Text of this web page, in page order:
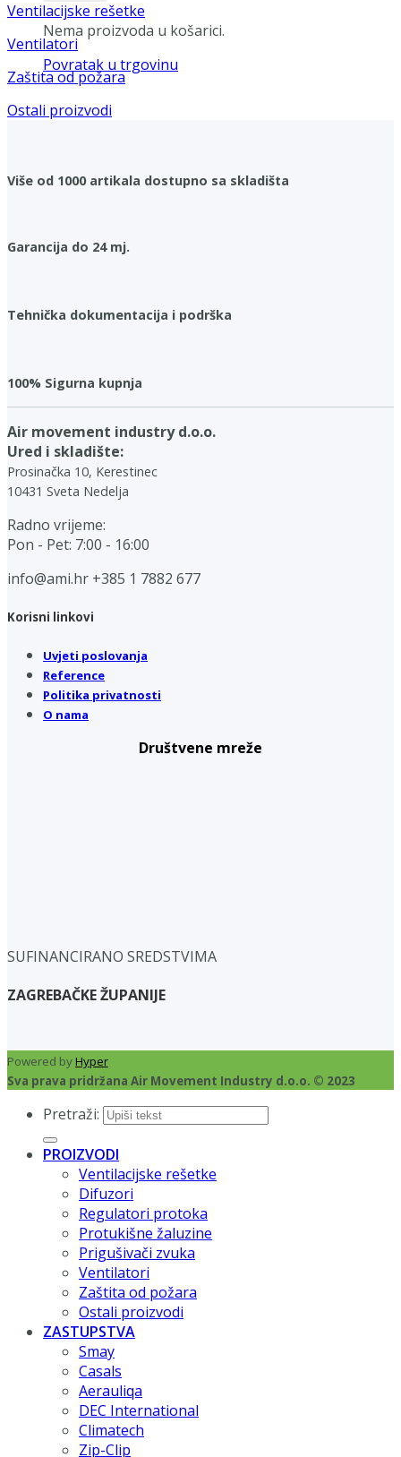
Nema proizvoda u košarici.
Povratak u trgovinu
Ventilacijske rešetke
Ventilatori
Zaštita od požara
Ostali proizvodi
Više od 1000 artikala dostupno sa skladišta
Garancija do 24 mj.
Tehnička dokumentacija i podrška
100% Sigurna kupnja
Air movement industry d.o.o.
Ured i skladište:
Prosinačka 10, Kerestinec
10431 Sveta Nedelja
Radno vrijeme:
Pon - Pet: 7:00 - 16:00
info@ami.hr +385 1 7882 677
Korisni linkovi
Uvjeti poslovanja
Reference
Politika privatnosti
O nama
Društvene mreže
SUFINANCIRANO SREDSTVIMA
ZAGREBAČKE ŽUPANIJE
Powered byHyper
Sva prava pridržana Air Movement Industry d.o.o. © 2023
Pretraži:
PROIZVODI
Ventilacijske rešetke
Difuzori
Regulatori protoka
Protukišne žaluzine
Prigušivači zvuka
Ventilatori
Zaštita od požara
Ostali proizvodi
ZASTUPSTVA
Smay
Casals
Aerauliqa
DEC International
Climatech
Zip-Clip